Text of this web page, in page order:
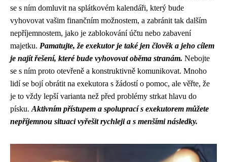
se s ním domluvit na splátkovém kalendáři, který bude
vyhovovat vašim finančním možnostem, a zabránit tak dalším
nepříjemnostem, jako je zablokování účtu nebo zabavení
majetku. Pamatujte, že exekutor je také jen člověk a jeho cílem
je najít řešení, které bude vyhovovat oběma stranám. Nebojte
se s ním proto otevřeně a konstruktivně komunikovat. Mnoho
lidí se bojí obrátit na exekutora s žádostí o pomoc, ale věřte, že
je to vždy lepší varianta než před problémy strkat hlavu do
písku. Aktivním přístupem a spoluprací s exekutorem můžete
nepříjemnou situaci vyřešit rychleji a s menšími následky.